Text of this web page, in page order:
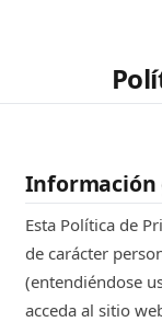
Información
Esta Política de
de carácter
(entendiéndose
acceda al sitio